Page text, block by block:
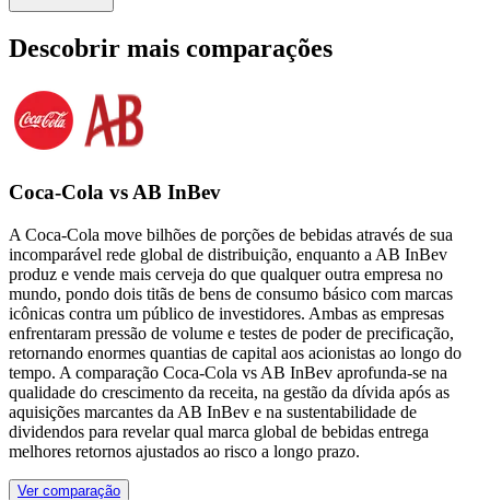
Descobrir mais comparações
Coca-Cola vs AB InBev
A Coca-Cola move bilhões de porções de bebidas através de sua
incomparável rede global de distribuição, enquanto a AB InBev
produz e vende mais cerveja do que qualquer outra empresa no
mundo, pondo dois titãs de bens de consumo básico com marcas
icônicas contra um público de investidores. Ambas as empresas
enfrentaram pressão de volume e testes de poder de precificação,
retornando enormes quantias de capital aos acionistas ao longo do
tempo. A comparação Coca-Cola vs AB InBev aprofunda-se na
qualidade do crescimento da receita, na gestão da dívida após as
aquisições marcantes da AB InBev e na sustentabilidade de
dividendos para revelar qual marca global de bebidas entrega
melhores retornos ajustados ao risco a longo prazo.
Ver comparação